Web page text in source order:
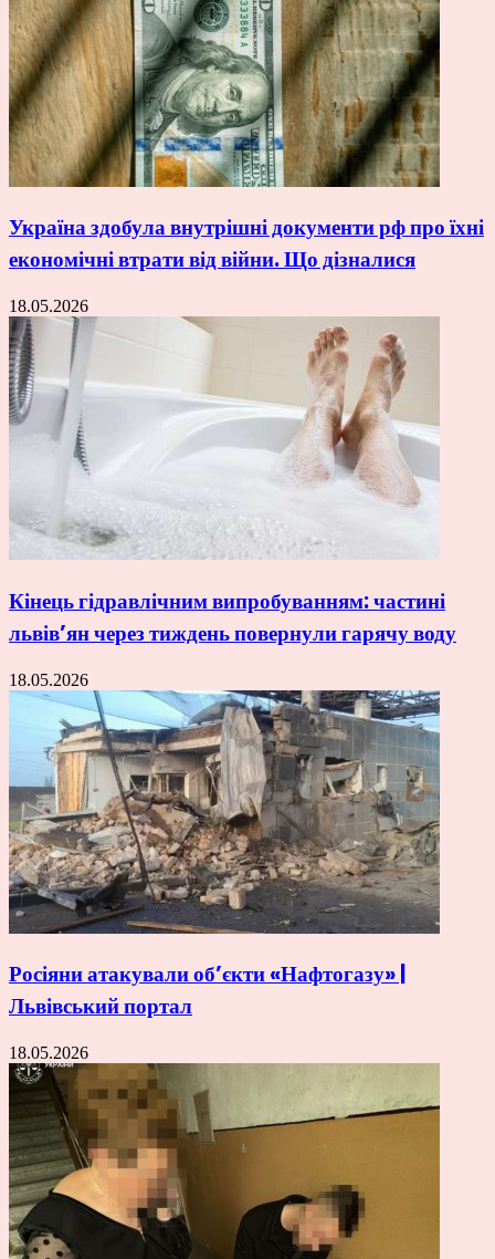
Україна здобула внутрішні документи рф про їхні
економічні втрати від війни. Що дізналися
18.05.2026
Кінець гідравлічним випробуванням: частині
львів’ян через тиждень повернули гарячу воду
18.05.2026
Росіяни атакували об’єкти «Нафтогазу» |
Львівський портал
18.05.2026